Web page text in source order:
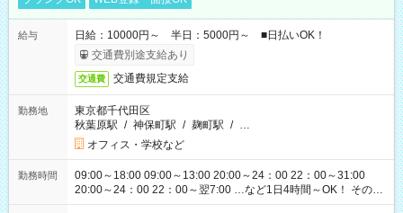
給与
日給：10000円～ 半日：5000円～ ■日払いOK！
交通費別途支給あり
交通費 交通費規定支給
勤務地
東京都千代田区
秋葉原駅 / 神保町駅 / 麹町駅 / …
オフィス・学校など
勤務時間
09:00～18:00 09:00～13:00 20:00～24：00 22：00～31:00
20:00～24：00 22：00～翌7:00 …など1日4時間～OK！ その他
シフトもございます！ お気軽にご相談ください！